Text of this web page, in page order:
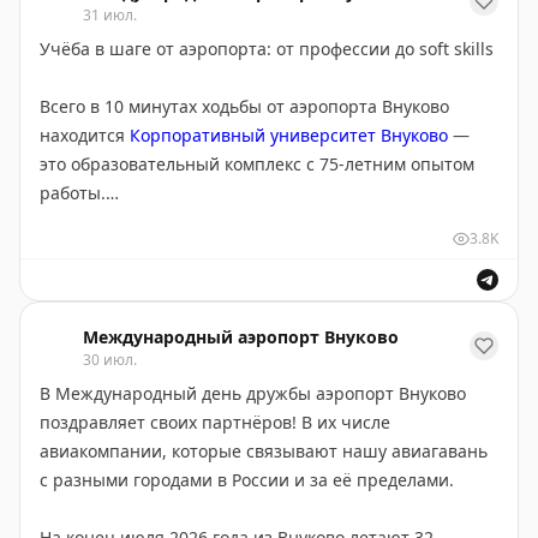
самолетах Airbus A320neo.
Международном аэропорту имени Короля Халида в
Эр-Рияде. Флот авиакомпании включает воздушные
суда Airbus A320-200, Airbus A320 Neo, Airbus A321-
200, Airbus A330-200 и Airbus A330-300.
сотрудничества и желает дальнейшего развития
маршрутной сети, роста пассажиропотока и новых
совместных достижений.
31 июл.
Учёба в шаге от аэропорта: от профессии до soft skills
Всего в 10 минутах ходьбы от аэропорта Внуково
находится Корпоративный университет Внуково —
это образовательный комплекс с 75-летним опытом
работы.
Университет предлагает широкий выбор программ:
повышения квалификации для пилотов, штурманов,
бортинженеров, бортрадистов и
инженерно‑технического персонала. В числе
популярных направлений — транспортная
безопасность, перевозка опасных грузов, охрана
труда, английский язык.
3.8K
Международный аэропорт Внуково
30 июл.
В Международный день дружбы аэропорт Внуково
поздравляет своих партнёров! В их числе
авиакомпании, которые связывают нашу авиагавань
с разными городами в России и за её пределами.